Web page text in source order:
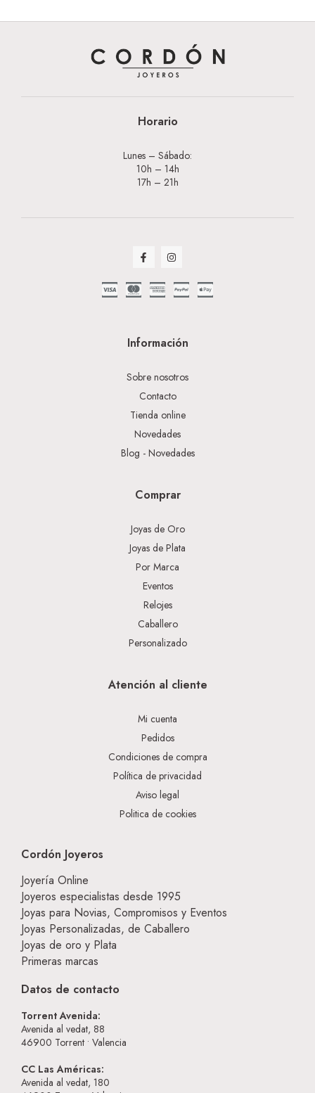
Horario
Lunes – Sábado:
10h – 14h
17h – 21h
Información
Sobre nosotros
Contacto
Tienda online
Novedades
Blog - Novedades
Comprar
Joyas de Oro
Joyas de Plata
Por Marca
Eventos
Relojes
Caballero
Personalizado
Atención al cliente
Mi cuenta
Pedidos
Condiciones de compra
Política de privacidad
Aviso legal
Politica de cookies
Cordón Joyeros
Joyería Online
Joyeros especialistas desde 1995
Joyas para Novias, Compromisos y Eventos
Joyas Personalizadas, de Caballero
Joyas de oro y Plata
Primeras marcas
Datos de contacto
Torrent Avenida:
Avenida al vedat, 88
46900 Torrent • Valencia
CC Las Américas:
Avenida al vedat, 180